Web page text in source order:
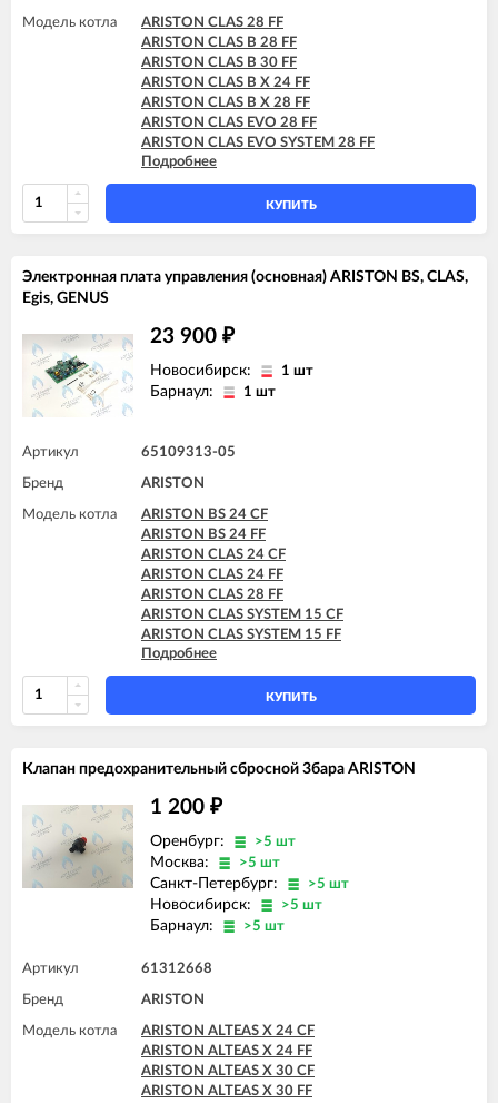
Модель котла
ARISTON CLAS 28 FF
ARISTON CLAS B 28 FF
ARISTON CLAS B 30 FF
ARISTON CLAS B X 24 FF
ARISTON CLAS B X 28 FF
ARISTON CLAS EVO 28 FF
ARISTON CLAS EVO SYSTEM 28 FF
ARISTON CLAS SYSTEM 28 FF
ARISTON GENUS 28 FF
ARISTON GENUS EVO 30 FF
Подробнее
КУПИТЬ
Электронная плата управления (основная) ARISTON BS, CLAS,
Egis, GENUS
23 900 ₽
Новосибирск: 1 шт
Барнаул: 1 шт
Артикул 65109313-05
Бренд ARISTON
Модель котла
ARISTON BS 24 CF
ARISTON BS 24 FF
ARISTON CLAS 24 CF
ARISTON CLAS 24 FF
ARISTON CLAS 28 FF
ARISTON CLAS SYSTEM 15 CF
ARISTON CLAS SYSTEM 15 FF
ARISTON CLAS SYSTEM 24 CF
ARISTON CLAS SYSTEM 24 FF
ARISTON CLAS SYSTEM 28 CF
ARISTON CLAS SYSTEM 28 FF
ARISTON GENUS 24 FF
ARISTON GENUS 28 CF
ARISTON GENUS 28 FF
ARISTON GENUS 32 FF
ARISTON GENUS 35 FF
ARISTON GENUS 36 FF
Подробнее
КУПИТЬ
Клапан предохранительный сбросной 3бара ARISTON
1 200 ₽
Оренбург: >5 шт
Москва: >5 шт
Санкт-Петербург: >5 шт
Новосибирск: >5 шт
Барнаул: >5 шт
Артикул 61312668
Бренд ARISTON
Модель котла
ARISTON ALTEAS X 24 CF
ARISTON ALTEAS X 24 FF
ARISTON ALTEAS X 30 CF
ARISTON ALTEAS X 30 FF